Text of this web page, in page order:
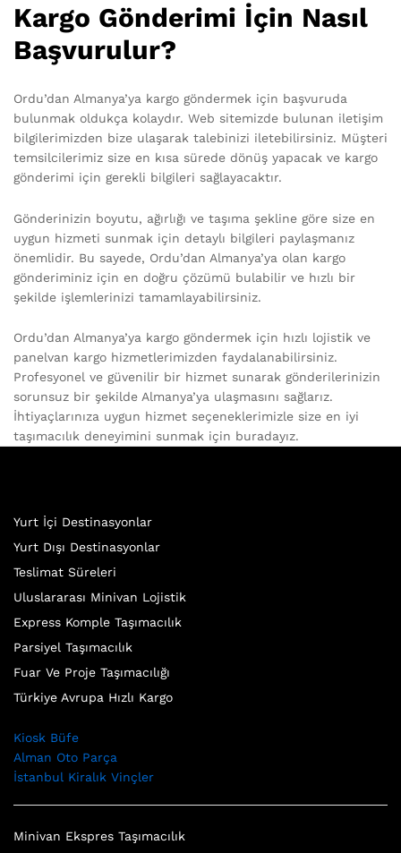
Kargo Gönderimi İçin Nasıl
Başvurulur?
Ordu’dan Almanya’ya kargo göndermek için başvuruda
bulunmak oldukça kolaydır. Web sitemizde bulunan iletişim
bilgilerimizden bize ulaşarak talebinizi iletebilirsiniz. Müşteri
temsilcilerimiz size en kısa sürede dönüş yapacak ve kargo
gönderimi için gerekli bilgileri sağlayacaktır.
Gönderinizin boyutu, ağırlığı ve taşıma şekline göre size en
uygun hizmeti sunmak için detaylı bilgileri paylaşmanız
önemlidir. Bu sayede, Ordu’dan Almanya’ya olan kargo
gönderiminiz için en doğru çözümü bulabilir ve hızlı bir
şekilde işlemlerinizi tamamlayabilirsiniz.
Ordu’dan Almanya’ya kargo göndermek için hızlı lojistik ve
panelvan kargo hizmetlerimizden faydalanabilirsiniz.
Profesyonel ve güvenilir bir hizmet sunarak gönderilerinizin
sorunsuz bir şekilde Almanya’ya ulaşmasını sağlarız.
İhtiyaçlarınıza uygun hizmet seçeneklerimizle size en iyi
taşımacılık deneyimini sunmak için buradayız.
Yurt İçi Destinasyonlar
Yurt Dışı Destinasyonlar
Teslimat Süreleri
Uluslararası Minivan Lojistik
Express Komple Taşımacılık
Parsiyel Taşımacılık
Fuar Ve Proje Taşımacılığı
Türkiye Avrupa Hızlı Kargo
Kiosk Büfe
Alman Oto Parça
İstanbul Kiralık Vinçler
Minivan Ekspres Taşımacılık